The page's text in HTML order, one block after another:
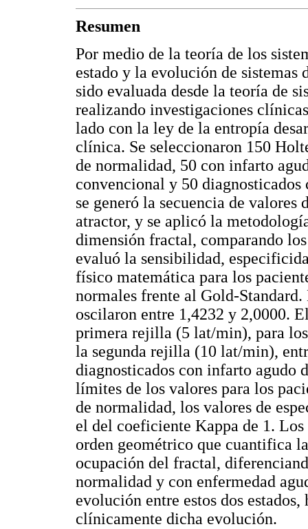
Resumen
Por medio de la teoría de los
estado y la evolución de
sido evaluada desde la teoría de
realizando investigaciones
lado con la ley de la entropía
clínica. Se seleccionaron 150
de normalidad, 50 con infarto
convencional y 50 diagnosticados
se generó la secuencia de
atractor, y se aplicó la
dimensión fractal, comparando
evaluó la sensibilidad,
físico matemática para los
normales frente al Gold-
oscilaron entre 1,4232 y 2,0000.
primera rejilla (5 lat/min), para
la segunda rejilla (10 lat/min),
diagnosticados con infarto agudo
límites de los valores para los
de normalidad, los valores de
el del coeficiente Kappa de 1.
orden geométrico que cuantifica
ocupación del fractal,
normalidad y con enfermedad
evolución entre estos dos
clínicamente dicha evolución.